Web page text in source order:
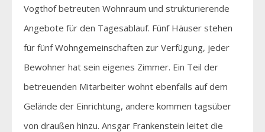
Vogthof betreuten Wohnraum und strukturierende
Angebote für den Tagesablauf. Fünf Häuser stehen
für fünf Wohngemeinschaften zur Verfügung, jeder
Bewohner hat sein eigenes Zimmer. Ein Teil der
betreuenden Mitarbeiter wohnt ebenfalls auf dem
Gelände der Einrichtung, andere kommen tagsüber
von draußen hinzu. Ansgar Frankenstein leitet die